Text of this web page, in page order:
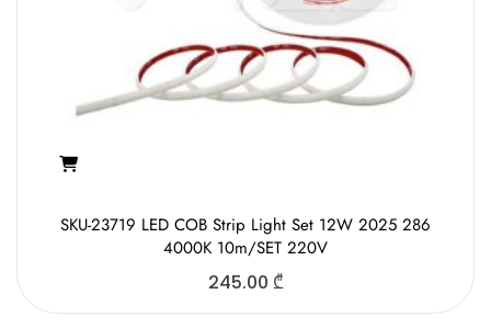
SKU-23719 LED COB Strip Light Set 12W 2025 286
4000K 10m/SET 220V
245.00 ₾